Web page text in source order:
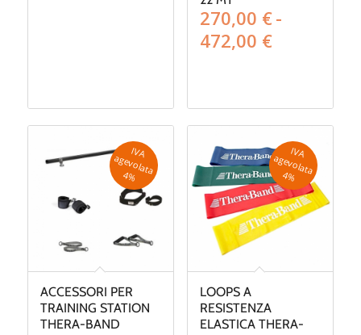
270,00 €-
472,00 €Fascia
270,00 €
472,00 €
ACCESSORI PER
TRAINING STATION
THERA-BAND
IV
A
a
g
e
v
o
la
ta
4
%
LOOPS A
RESISTENZA
ELASTICA THERA-
IV
A
a
g
e
v
o
la
ta
4
%